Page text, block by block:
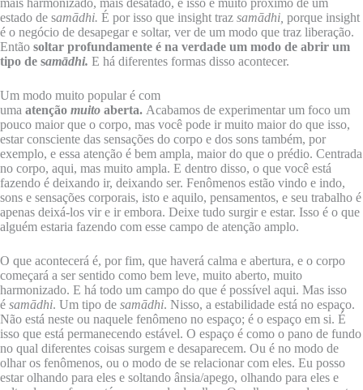
estado de samādhi. É por isso que insight traz samādhi, porque insight
é o negócio de desapegar e soltar, ver de um modo que traz liberação.
Então soltar profundamente é na verdade um modo de abrir um
tipo de samādhi. E há diferentes formas disso acontecer.
Um modo muito popular é com
uma atenção muito aberta. Acabamos de experimentar um foco um
pouco maior que o corpo, mas você pode ir muito maior do que isso,
estar consciente das sensações do corpo e dos sons também, por
exemplo, e essa atenção é bem ampla, maior do que o prédio. Centrada
no corpo, aqui, mas muito ampla. E dentro disso, o que você está
fazendo é deixando ir, deixando ser. Fenômenos estão vindo e indo,
sons e sensações corporais, isto e aquilo, pensamentos, e seu trabalho é
apenas deixá-los vir e ir embora. Deixe tudo surgir e estar. Isso é o que
alguém estaria fazendo com esse campo de atenção amplo.
O que acontecerá é, por fim, que haverá calma e abertura, e o corpo
começará a ser sentido como bem leve, muito aberto, muito
harmonizado. E há todo um campo do que é possível aqui. Mas isso
é samādhi. Um tipo de samādhi. Nisso, a estabilidade está no espaço.
Não está neste ou naquele fenômeno no espaço; é o espaço em si. É
isso que está permanecendo estável. O espaço é como o pano de fundo
no qual diferentes coisas surgem e desaparecem. Ou é no modo de
olhar os fenômenos, ou o modo de se relacionar com eles. Eu posso
estar olhando para eles e soltando ânsia/apego, olhando para eles e